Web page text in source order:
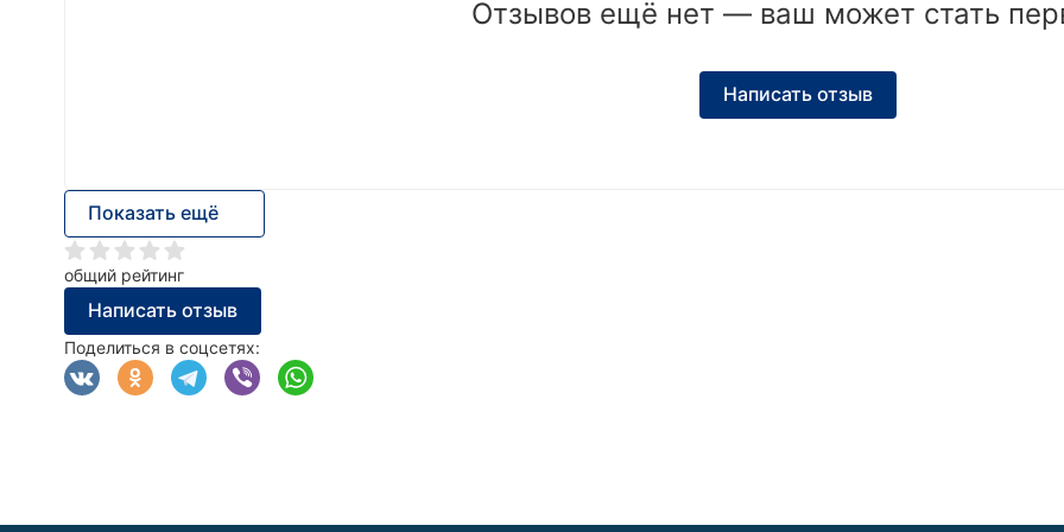
Отзывов ещё нет — ваш может стать
Написать отзыв
Показать ещё
общий рейтинг
Написать отзыв
Поделиться в соцсетях: